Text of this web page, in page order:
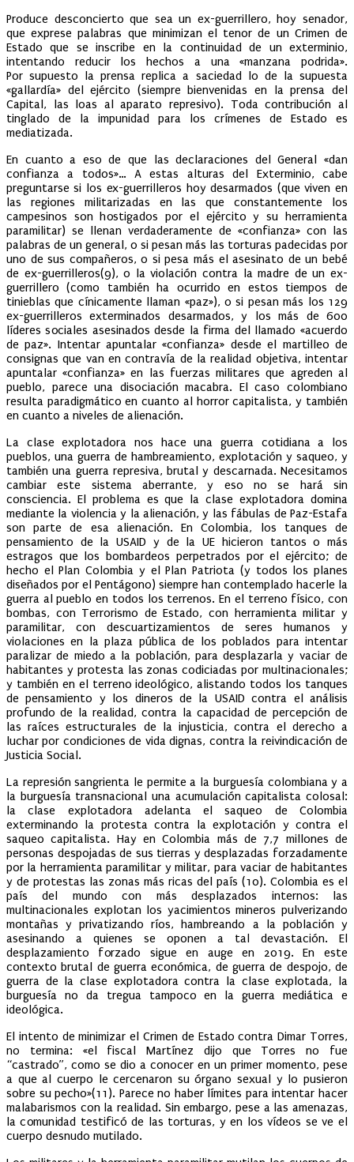
Produce desconcierto que sea un ex-guerrillero, hoy senador,
que exprese palabras que minimizan el tenor de un Crimen de
Estado que se inscribe en la continuidad de un exterminio,
intentando reducir los hechos a una «manzana podrida».
Por supuesto la prensa replica a saciedad lo de la supuesta
«gallardía» del ejército (siempre bienvenidas en la prensa del
Capital, las loas al aparato represivo). Toda contribución al
tinglado de la impunidad para los crímenes de Estado es
mediatizada.
En cuanto a eso de que las declaraciones del General «dan
confianza a todos»… A estas alturas del Exterminio, cabe
preguntarse si los ex-guerrilleros hoy desarmados (que viven en
las regiones militarizadas en las que constantemente los
campesinos son hostigados por el ejército y su herramienta
paramilitar) se llenan verdaderamente de «confianza» con las
palabras de un general, o si pesan más las torturas padecidas por
uno de sus compañeros, o si pesa más el asesinato de un bebé
de ex-guerrilleros(9), o la violación contra la madre de un ex-
guerrillero (como también ha ocurrido en estos tiempos de
tinieblas que cínicamente llaman «paz»), o si pesan más los 129
ex-guerrilleros exterminados desarmados, y los más de 600
líderes sociales asesinados desde la firma del llamado «acuerdo
de paz». Intentar apuntalar «confianza» desde el martilleo de
consignas que van en contravía de la realidad objetiva, intentar
apuntalar «confianza» en las fuerzas militares que agreden al
pueblo, parece una disociación macabra. El caso colombiano
resulta paradigmático en cuanto al horror capitalista, y también
en cuanto a niveles de alienación.
La clase explotadora nos hace una guerra cotidiana a los
pueblos, una guerra de hambreamiento, explotación y saqueo, y
también una guerra represiva, brutal y descarnada. Necesitamos
cambiar este sistema aberrante, y eso no se hará sin
consciencia. El problema es que la clase explotadora domina
mediante la violencia y la alienación, y las fábulas de Paz-Estafa
son parte de esa alienación. En Colombia, los tanques de
pensamiento de la USAID y de la UE hicieron tantos o más
estragos que los bombardeos perpetrados por el ejército; de
hecho el Plan Colombia y el Plan Patriota (y todos los planes
diseñados por el Pentágono) siempre han contemplado hacerle la
guerra al pueblo en todos los terrenos. En el terreno físico, con
bombas, con Terrorismo de Estado, con herramienta militar y
paramilitar, con descuartizamientos de seres humanos y
violaciones en la plaza pública de los poblados para intentar
paralizar de miedo a la población, para desplazarla y vaciar de
habitantes y protesta las zonas codiciadas por multinacionales;
y también en el terreno ideológico, alistando todos los tanques
de pensamiento y los dineros de la USAID contra el análisis
profundo de la realidad, contra la capacidad de percepción de
las raíces estructurales de la injusticia, contra el derecho a
luchar por condiciones de vida dignas, contra la reivindicación de
Justicia Social.
La represión sangrienta le permite a la burguesía colombiana y a
la burguesía transnacional una acumulación capitalista colosal:
la clase explotadora adelanta el saqueo de Colombia
exterminando la protesta contra la explotación y contra el
saqueo capitalista. Hay en Colombia más de 7,7 millones de
personas despojadas de sus tierras y desplazadas forzadamente
por la herramienta paramilitar y militar, para vaciar de habitantes
y de protestas las zonas más ricas del país (10). Colombia es el
país del mundo con más desplazados internos: las
multinacionales explotan los yacimientos mineros pulverizando
montañas y privatizando ríos, hambreando a la población y
asesinando a quienes se oponen a tal devastación. El
desplazamiento forzado sigue en auge en 2019. En este
contexto brutal de guerra económica, de guerra de despojo, de
guerra de la clase explotadora contra la clase explotada, la
burguesía no da tregua tampoco en la guerra mediática e
ideológica.
El intento de minimizar el Crimen de Estado contra Dimar Torres,
no termina: «el fiscal Martínez dijo que Torres no fue
“castrado”, como se dio a conocer en un primer momento, pese
a que al cuerpo le cercenaron su órgano sexual y lo pusieron
sobre su pecho»(11). Parece no haber límites para intentar hacer
malabarismos con la realidad. Sin embargo, pese a las amenazas,
la comunidad testificó de las torturas, y en los vídeos se ve el
cuerpo desnudo mutilado.